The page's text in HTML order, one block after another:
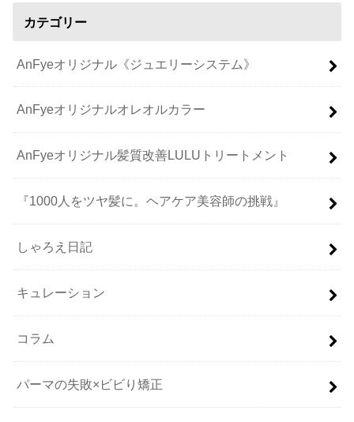
カテゴリー
AnFyeオリジナル《ジュエリーシステム》
AnFyeオリジナルオレオルカラー
AnFyeオリジナル髪質改善LULUトリートメント
『1000人をツヤ髪に。ヘアケア美容師の挑戦』
しゃろえ日記
キュレーション
コラム
パーマの失敗×ビビり矯正